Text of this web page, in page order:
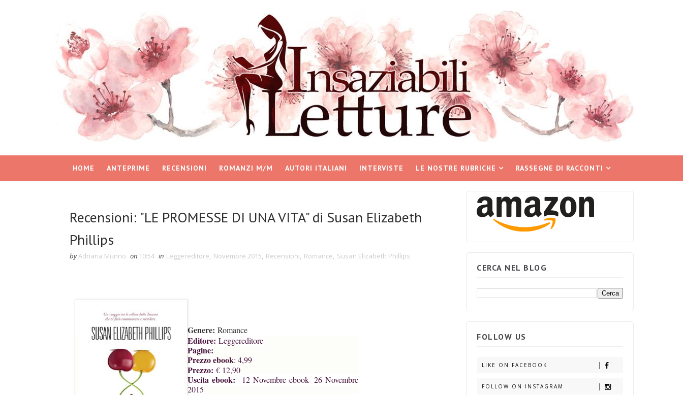
HOME ANTEPRIME RECENSIONI ROMANZI M/M AUTORI ITALIANI INTERVISTE LE NOSTRE RUBRICHE RASSEGNE DI RACCONTI
Recensioni: "LE PROMESSE DI UNA VITA" di Susan Elizabeth
Phillips
byAdriana Munno on 10:54 in Leggereditore, Novembre 2015, Recensioni, Romance, Susan Elizabeth Phillips
Genere: Romance
Editore: Leggereditore
Pagine:
Prezzo ebook: 4,99
Prezzo: € 12,90
Uscita ebook: 12 Novembre ebook- 26 Novembre
2015
CERCA NEL BLOG
FOLLOW US
LIKE ON FACEBOOK
FOLLOW ON INSTAGRAM